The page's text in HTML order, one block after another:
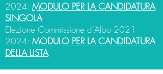
2024: MODULO PER LA CANDIDATURA
SINGOLA
Elezione Commissione d'Albo 2021-
2024: MODULO PER LA CANDIDATURA
DELLA LISTA